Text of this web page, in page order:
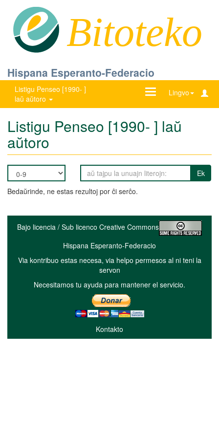
Bitoteko
Hispana Esperanto-Federacio
Listigu Penseo [1990- ]
laŭ aŭtoro
Lingvo
Ŝanĝu
Listigu Penseo [1990- ] laŭ
aŭtoro
Ek
Bedaŭrinde, ne estas rezultoj por ĉi serĉo.
Bajo licencia / Sub licenco Creative Commons
Hispana Esperanto-Federacio
Via kontribuo estas necesa, via helpo permesos al ni teni la
servon
Necesitamos tu ayuda para mantener el servicio.
Kontakto